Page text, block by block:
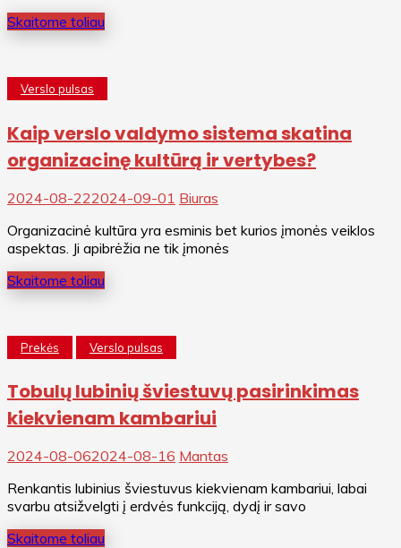
Skaitome toliau
Verslo pulsas
Kaip verslo valdymo sistema skatina
organizacinę kultūrą ir vertybes?
2024-08-222024-09-01 Biuras
Organizacinė kultūra yra esminis bet kurios įmonės veiklos
aspektas. Ji apibrėžia ne tik įmonės
Skaitome toliau
Prekės Verslo pulsas
Tobulų lubinių šviestuvų pasirinkimas
kiekvienam kambariui
2024-08-062024-08-16 Mantas
Renkantis lubinius šviestuvus kiekvienam kambariui, labai
svarbu atsižvelgti į erdvės funkciją, dydį ir savo
Skaitome toliau